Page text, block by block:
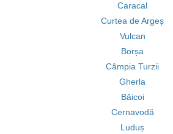
Caracal
Curtea de Argeș
Vulcan
Borșa
Câmpia Turzii
Gherla
Băicoi
Cernavodă
Luduș